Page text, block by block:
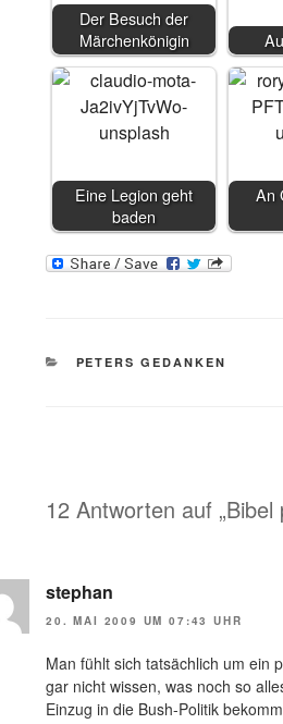
Der Besuch der
Märchenkönigin
Eine Legion geht
baden
An
KATEGORIEN
PETERS GEDANKEN
12 Antworten auf „Bibel
stephan
20. MAI 2009 UM 07:43 UHR
Man fühlt sich tatsächlich um ein
gar nicht wissen, was noch so
Einzug in die Bush-Politik